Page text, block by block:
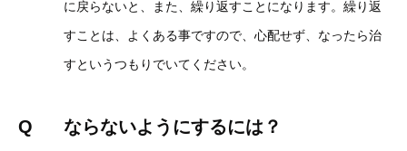
に戻らないと、また、繰り返すことになります。繰り返
すことは、よくある事ですので、心配せず、なったら治
すというつもりでいてください。
Q ならないようにするには？